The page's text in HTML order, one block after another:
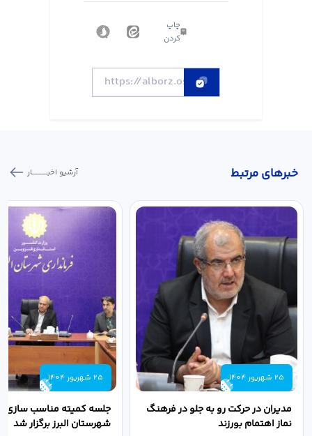
چاپ
کردن
خبر‌های مرتبط آرشیو اخبـــــــــــار
25 شهریور 1404
مدیران در حرکت رو به جلو در فرهنگ
نماز اهتمام بورزند
25 شهریور 1404
جلسه کمیته مناسب سازی
شهرستان البرز برگزار شد